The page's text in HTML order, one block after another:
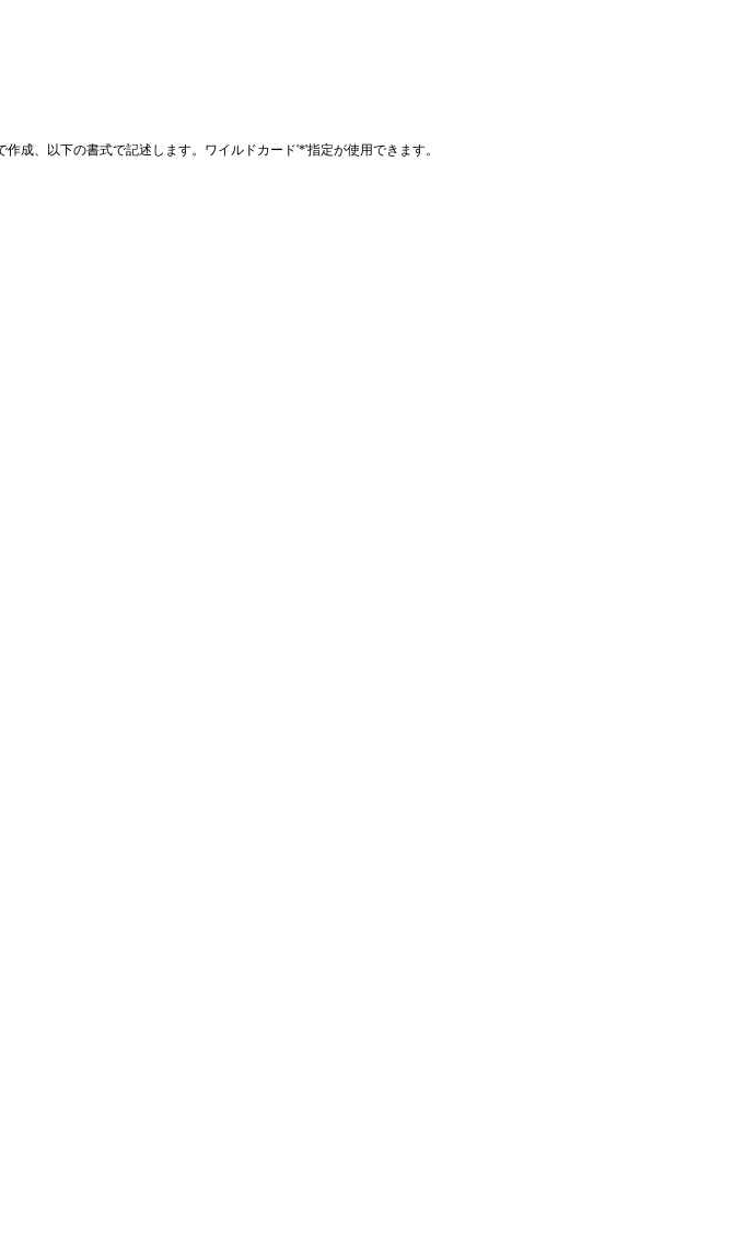
成、以下の書式で記述します。ワイルドカード'*'指定が使用できます。